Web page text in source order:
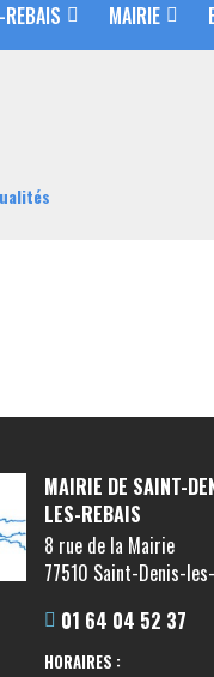
MAIRIE
MAIRIE DE SAINT-
LES-REBAIS
8 rue de la Mairie
77510 Saint-Denis-
01 64 04 52 37
HORAIRES :